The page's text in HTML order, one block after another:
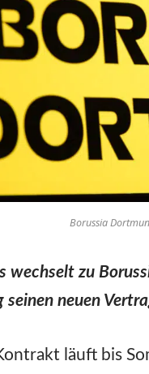
Borussia
wechselt zu
seinen neuen
läuft bis